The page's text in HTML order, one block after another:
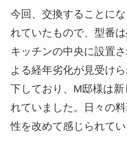
今回、交換することに
れていたもので、型番
キッチンの中央に設置
よる経年劣化が見受け
下しており、M邸様は
れていました。日々の
性を改めて感じられてい